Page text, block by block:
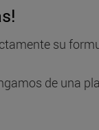
su
de una